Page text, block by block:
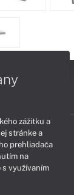
SERVIS
zážitku a
stránke a
prehliadača
na
s využívaním